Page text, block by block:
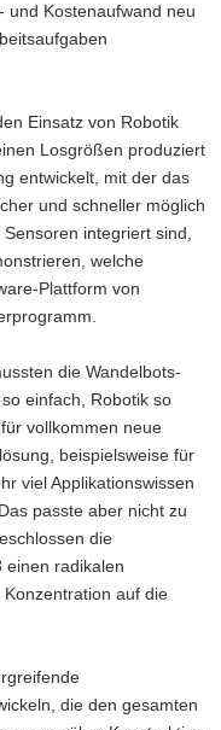
und Kostenaufwand neu
Einsatz von Robotik
Losgrößen produziert
entwickelt, mit der das
und schneller möglich
integriert sind,
welche
Plattform von
die Wandelbots-
einfach, Robotik so
vollkommen neue
beispielsweise für
viel Applikationswissen
passte aber nicht zu
die
einen radikalen
auf die
die den gesamten